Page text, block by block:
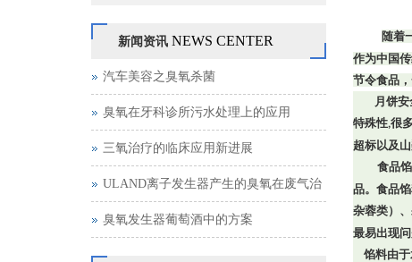
随着
作为中国
节令食品
月饼
特殊性,很
超标以及
食品
品。食品
杂蓉类）
最易出现
馅料由于
新闻资讯 NEWS CENTER
汽车美容之臭氧杀菌
臭氧在牙科诊所污水处理上的应用
三氧治疗的临床应用新进展
ULAND离子发生器产生的臭氧在废气治
理中的作用
臭氧发生器葡萄酒中的方案